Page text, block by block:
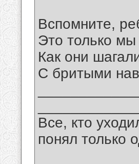
Вспомните,
Это только
Как они
С бритыми
Все, кто
понял только